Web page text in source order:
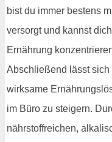
bist du immer bestens
versorgt und kannst
Ernährung
Abschließend lässt
wirksame
im Büro zu steigern.
nährstoffreichen,